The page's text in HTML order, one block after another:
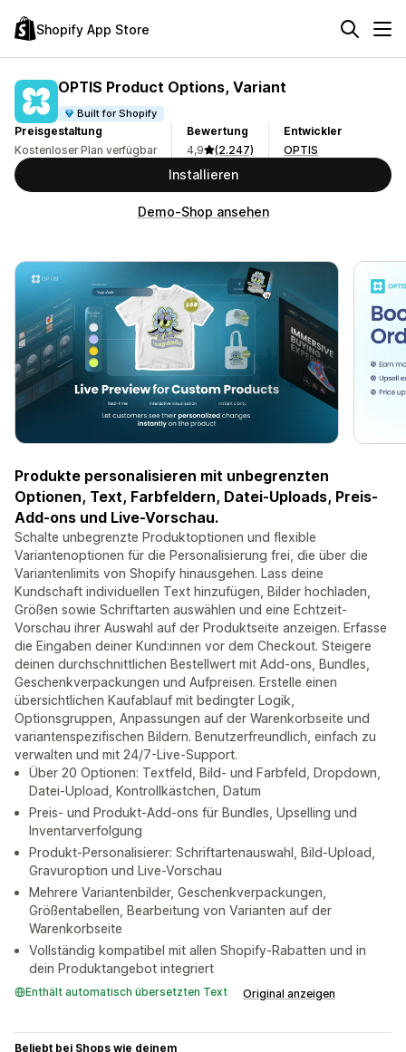
Shopify App Store
OPTIS Product Options, Variant
Built for Shopify
Preisgestaltung
Kostenloser Plan verfügbar
Bewertung
4,9
(2.247)
Entwickler
OPTIS
Installieren
Demo-Shop ansehen
Produkte personalisieren mit unbegrenzten
Optionen, Text, Farbfeldern, Datei-Uploads, Preis-
Add-ons und Live-Vorschau.
Schalte unbegrenzte Produktoptionen und flexible
Variantenoptionen für die Personalisierung frei, die über die
Variantenlimits von Shopify hinausgehen. Lass deine
Kundschaft individuellen Text hinzufügen, Bilder hochladen,
Größen sowie Schriftarten auswählen und eine Echtzeit-
Vorschau ihrer Auswahl auf der Produktseite anzeigen. Erfasse
die Eingaben deiner Kund:innen vor dem Checkout. Steigere
deinen durchschnittlichen Bestellwert mit Add-ons, Bundles,
Geschenkverpackungen und Aufpreisen. Erstelle einen
übersichtlichen Kaufablauf mit bedingter Logik,
Optionsgruppen, Anpassungen auf der Warenkorbseite und
variantenspezifischen Bildern. Benutzerfreundlich, einfach zu
verwalten und mit 24/7-Live-Support.
Über 20 Optionen: Textfeld, Bild- und Farbfeld, Dropdown,
Datei-Upload, Kontrollkästchen, Datum
Preis- und Produkt-Add-ons für Bundles, Upselling und
Inventarverfolgung
Produkt-Personalisierer: Schriftartenauswahl, Bild-Upload,
Gravuroption und Live-Vorschau
Mehrere Variantenbilder, Geschenkverpackungen,
Größentabellen, Bearbeitung von Varianten auf der
Warenkorbseite
Vollständig kompatibel mit allen Shopify-Rabatten und in
dein Produktangebot integriert
Enthält automatisch übersetzten Text Original anzeigen
Beliebt bei Shops wie deinem